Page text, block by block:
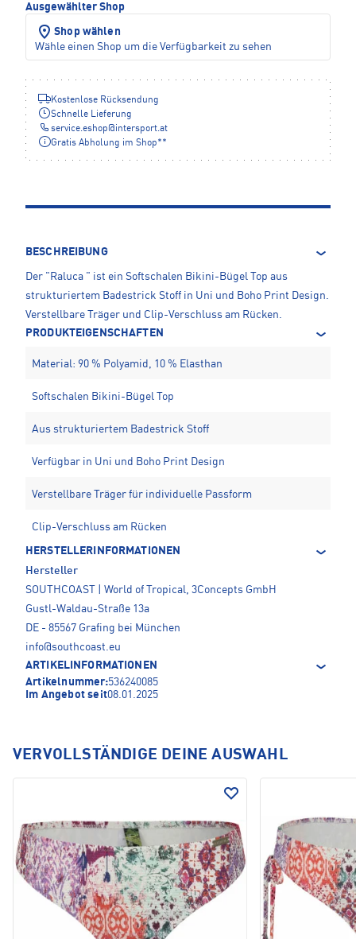
Ausgewählter Shop
Shop wählen
Wähle einen Shop um die Verfügbarkeit zu sehen
Kostenlose Rücksendung
Schnelle Lieferung
service.eshop@intersport.at
Gratis Abholung im Shop**
BESCHREIBUNG
Der "Raluca " ist ein Softschalen Bikini-Bügel Top aus
strukturiertem Badestrick Stoff in Uni und Boho Print Design.
Verstellbare Träger und Clip-Verschluss am Rücken.
PRODUKTEIGENSCHAFTEN
Material: 90 % Polyamid, 10 % Elasthan
Softschalen Bikini-Bügel Top
Aus strukturiertem Badestrick Stoff
Verfügbar in Uni und Boho Print Design
Verstellbare Träger für individuelle Passform
Clip-Verschluss am Rücken
HERSTELLERINFORMATIONEN
Hersteller
SOUTHCOAST | World of Tropical, 3Concepts GmbH
Gustl-Waldau-Straße 13a
DE - 85567 Grafing bei München
info@southcoast.eu
ARTIKELINFORMATIONEN
Artikelnummer:536240085
Im Angebot seit08.01.2025
VERVOLLSTÄNDIGE DEINE AUSWAHL